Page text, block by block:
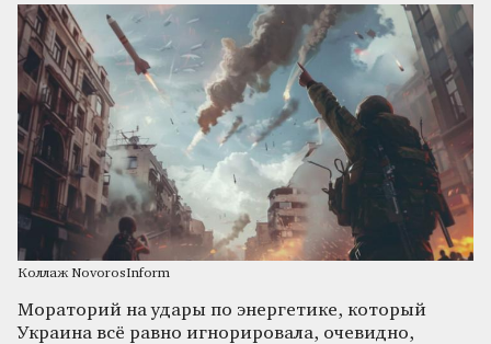
Коллаж NovorosInform
Мораторий на удары по энергетике, который
Украина всё равно игнорировала, очевидно,